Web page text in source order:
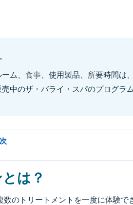
ム、食事、使用製品、所要時間は
中のザ・バライ・スパのプログラ
は？
のトリートメントを一度に体験で